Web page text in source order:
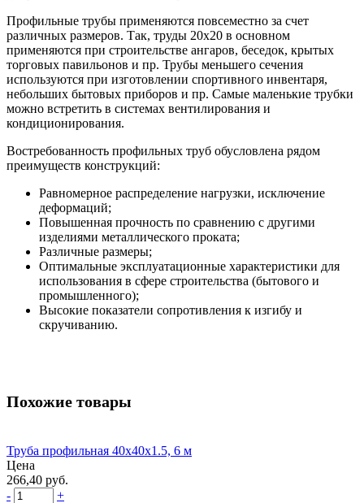
Профильные трубы применяются повсеместно за счет
различных размеров. Так, труды 20х20 в основном
применяются при строительстве ангаров, беседок, крытых
торговых павильонов и пр. Трубы меньшего сечения
используются при изготовлении спортивного инвентаря,
небольших бытовых приборов и пр. Самые маленькие трубки
можно встретить в системах вентилирования и
кондиционирования.
Востребованность профильных труб обусловлена рядом
преимуществ конструкций:
Равномерное распределение нагрузки, исключение
деформаций;
Повышенная прочность по сравнению с другими
изделиями металлического проката;
Различные размеры;
Оптимальные эксплуатационные характеристики для
использования в сфере строительства (бытового и
промышленного);
Высокие показатели сопротивления к изгибу и
скручиванию.
Похожие товары
Труба профильная 40x40x1.5, 6 м
Цена
266,40 руб.
-
+